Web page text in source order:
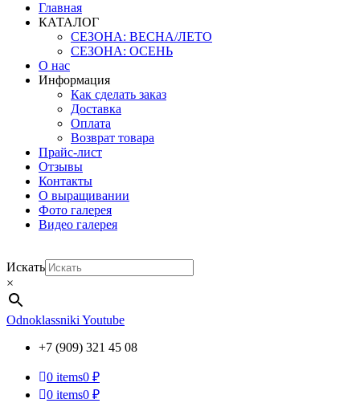
Главная
КАТАЛОГ
СЕЗОНА: ВЕСНА/ЛЕТО
СЕЗОНА: ОСЕНЬ
О нас
Информация
Как сделать заказ
Доставка
Оплата
Возврат товара
Прайс-лист
Отзывы
Контакты
О выращивании
Фото галерея
Видео галерея
Искать
×
Odnoklassniki Youtube
+7 (909) 321 45 08
0 items0 ₽
0 items0 ₽